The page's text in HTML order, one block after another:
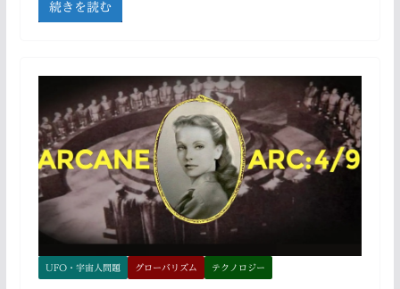
続きを読む
UFO・宇宙人問題 グローバリズム テクノロジー